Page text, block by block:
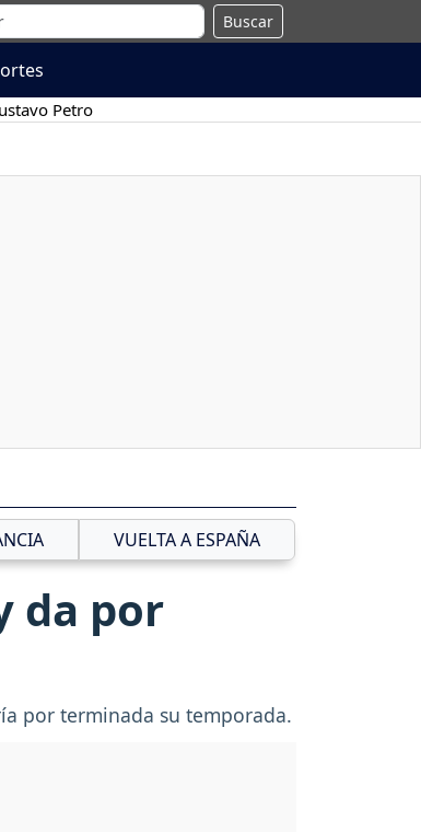
Buscar
Petro
VUELTA A ESPAÑA
da por
por terminada su temporada.